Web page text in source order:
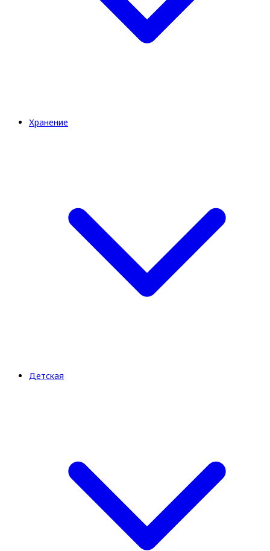
Хранение
Детская